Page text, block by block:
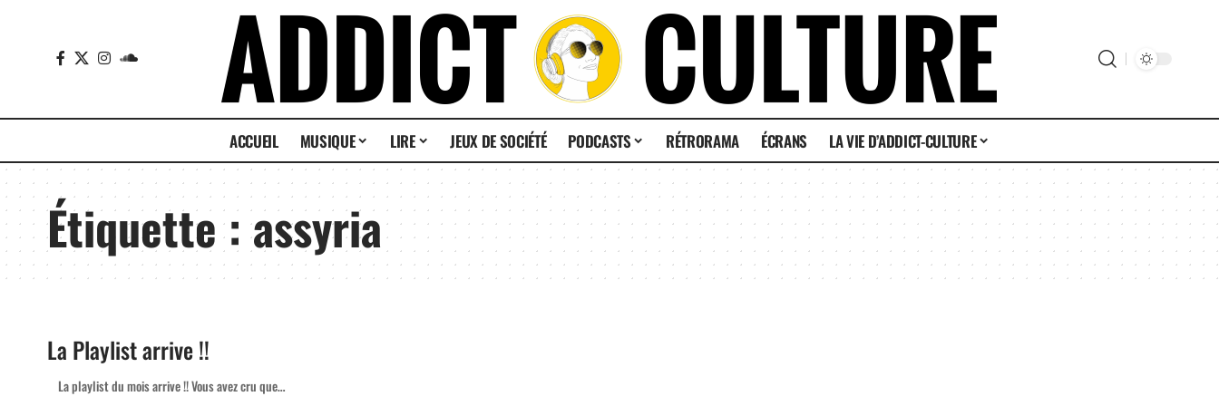
ACCUEIL MUSIQUE LIRE JEUX DE SOCIÉTÉ PODCASTS RÉTRORAMA ÉCRANS LA VIE D’ADDICT-CULTURE
Étiquette :assyria
La Playlist arrive !!
La playlist du mois arrive !! Vous avez cru que…